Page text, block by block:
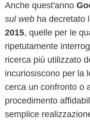
Anche quest'anno
sul web ha decretato
2015, quelle per le
ripetutamente
ricerca più utilizzato
incuriosiscono per la
cerca un confronto o
procedimento
semplice